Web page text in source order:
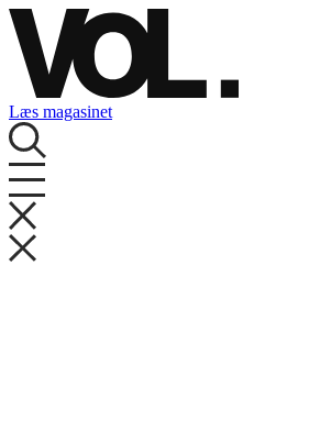
Videre
til
indhold
Læs magasinet